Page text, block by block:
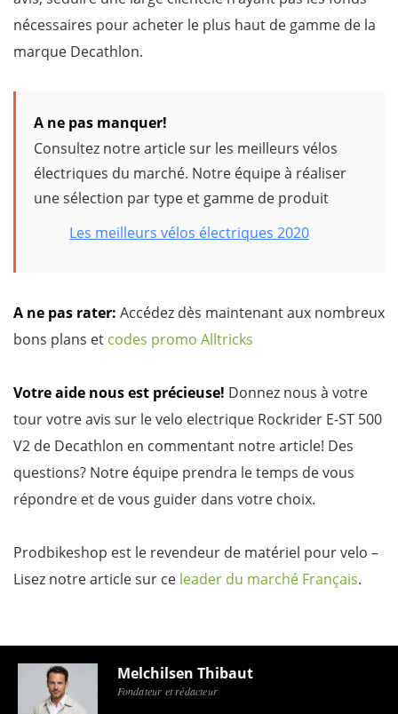
nécessaires pour acheter le plus haut de gamme de la
marque Decathlon.
A ne pas manquer!
Consultez notre article sur les meilleurs vélos
électriques du marché. Notre équipe à réaliser
une sélection par type et gamme de produit
Les meilleurs vélos électriques 2020
A ne pas rater: Accédez dès maintenant aux nombreux
bons plans et codes promo Alltricks
Votre aide nous est précieuse! Donnez nous à votre
tour votre avis sur le velo electrique Rockrider E-ST 500
V2 de Decathlon en commentant notre article! Des
questions? Notre équipe prendra le temps de vous
répondre et de vous guider dans votre choix.
Prodbikeshop est le revendeur de matériel pour velo –
Lisez notre article sur ce leader du marché Français.
Melchilsen Thibaut
Fondateur et rédacteur